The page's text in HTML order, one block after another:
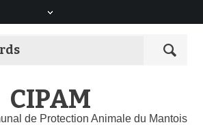
CIPAM
de Protection Animale du Mantois